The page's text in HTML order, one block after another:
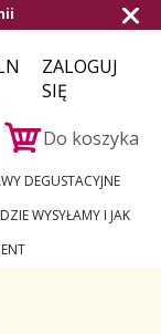
dostawa od
ZALOGUJ
SIĘ
Do koszyka
DEGUSTACYJNE
WYSYŁAMY I JAK